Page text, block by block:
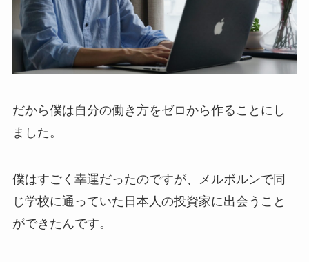
だから僕は自分の働き方をゼロから作ることにし
ました。
僕はすごく幸運だったのですが、メルボルンで同
じ学校に通っていた日本人の投資家に出会うこと
ができたんです。